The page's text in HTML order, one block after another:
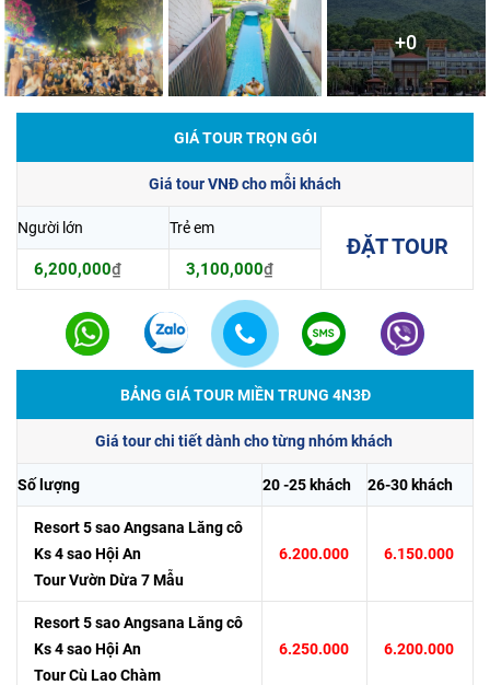
+0
GIÁ TOUR TRỌN GÓI
Giá tour VNĐ cho mỗi khách
Người lớn Trẻ em
ĐẶT TOUR
6,200,000₫ 3,100,000₫
BẢNG GIÁ TOUR MIỀN TRUNG 4N3Đ
Giá tour chi tiết dành cho từng nhóm khách
Số lượng 20 -25 khách 26-30 khách
Resort 5 sao Angsana Lăng cô
Ks 4 sao Hội An
Tour Vườn Dừa 7 Mẫu
6.200.000 6.150.000
Resort 5 sao Angsana Lăng cô
Ks 4 sao Hội An
Tour Cù Lao Chàm
6.250.000 6.200.000